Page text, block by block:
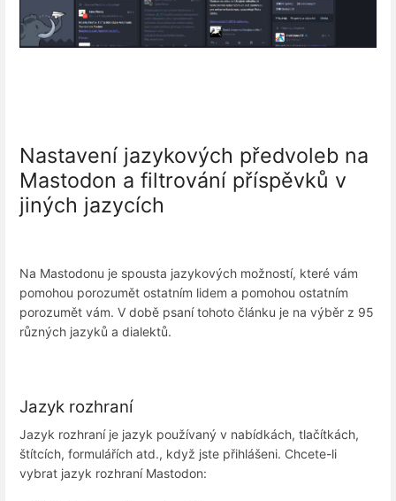
Nastavení jazykových předvoleb na
Mastodon a filtrování příspěvků v
jiných jazycích
Na Mastodonu je spousta jazykových možností, které vám
pomohou porozumět ostatním lidem a pomohou ostatním
porozumět vám. V době psaní tohoto článku je na výběr z 95
různých jazyků a dialektů.
Jazyk rozhraní
Jazyk rozhraní je jazyk používaný v nabídkách, tlačítkách,
štítcích, formulářích atd., když jste přihlášeni. Chcete-li
vybrat jazyk rozhraní Mastodon: